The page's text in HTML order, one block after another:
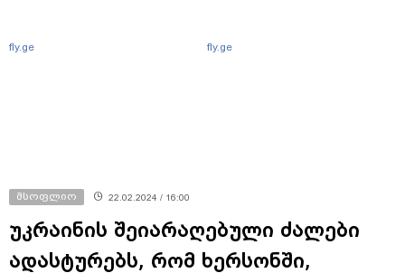
fly.ge fly.ge
მსოფლიო 22.02.2024 / 16:00
უკრაინის შეიარაღებული ძალები
ადასტურებს, რომ ხერსონში,